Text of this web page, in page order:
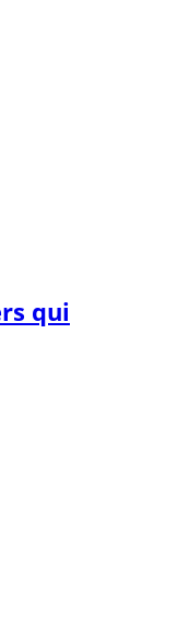
qui